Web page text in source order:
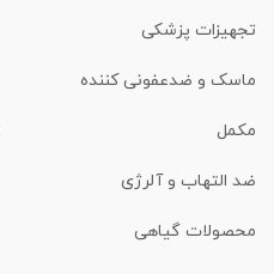
تجهیزات پزشکی
ماسک و ضدعفونی کننده
مکمل
ضد التهاب و آلرژی
محصولات گیاهی